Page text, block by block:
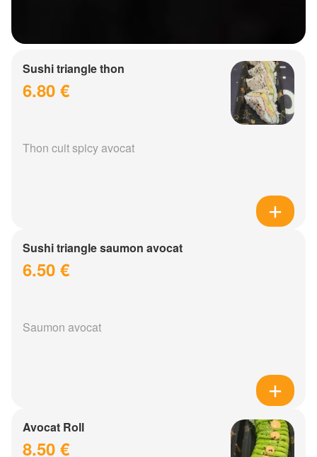
Sushi triangle thon
6.80 €
Thon cuit spicy avocat
Sushi triangle saumon avocat
6.50 €
Saumon avocat
Avocat Roll
8.50 €